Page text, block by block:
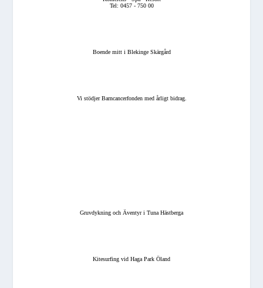
Tel: 0457 - 750 00
Boende mitt i Blekinge Skärgård
Vi stödjer Barncancerfonden med årligt bidrag.
Gruvdykning och Äventyr i Tuna Hästberga
Kitesurfing vid Haga Park Öland